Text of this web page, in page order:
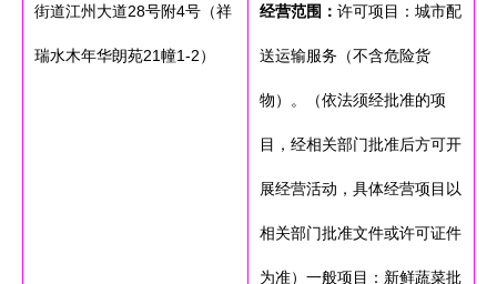
街道江州大道28号附4号（祥
瑞水木年华朗苑21幢1-2）
经营范围： 许可项目：城市配
送运输服务（不含危险货
物）。（依法须经批准的项
目，经相关部门批准后方可开
展经营活动，具体经营项目以
相关部门批准文件或许可证件
为准）一般项目：新鲜蔬菜批